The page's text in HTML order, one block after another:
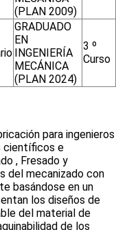
(PLAN 2009)
GRADUADO
EN
INGENIERÍA
MECÁNICA
(PLAN 2024)
3 º
Curso
para ingenieros
científicos e
, Fresado y
del mecanizado con
basándose en un
los diseños de
del material de
de los